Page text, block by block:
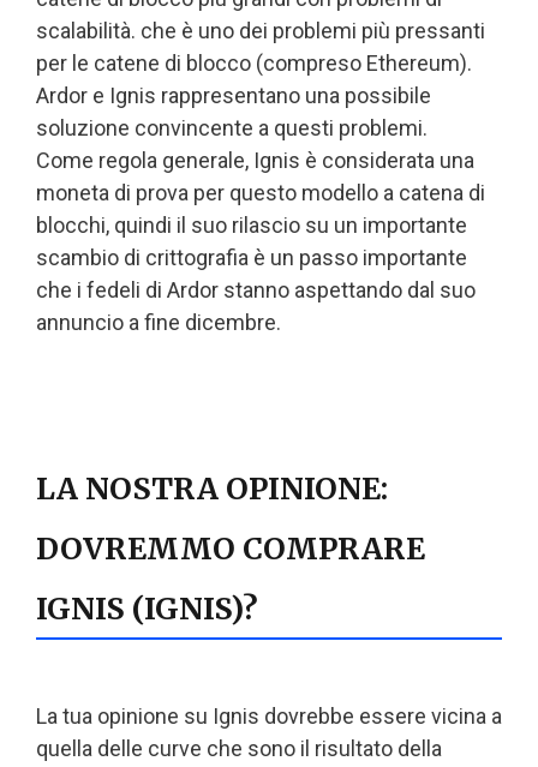
scalabilità. che è uno dei problemi più pressanti
per le catene di blocco (compreso Ethereum).
Ardor e Ignis rappresentano una possibile
soluzione convincente a questi problemi.
Come regola generale, Ignis è considerata una
moneta di prova per questo modello a catena di
blocchi, quindi il suo rilascio su un importante
scambio di crittografia è un passo importante
che i fedeli di Ardor stanno aspettando dal suo
annuncio a fine dicembre.
LA NOSTRA OPINIONE:
DOVREMMO COMPRARE
IGNIS (IGNIS)?
La tua opinione su Ignis dovrebbe essere vicina a
quella delle curve che sono il risultato della